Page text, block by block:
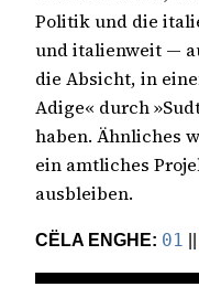
Politik und die
und italienweit —
die Absicht, in
Adige« durch
haben. Ähnliches
ein amtliches
ausbleiben.
CËLA ENGHE: 01 ||